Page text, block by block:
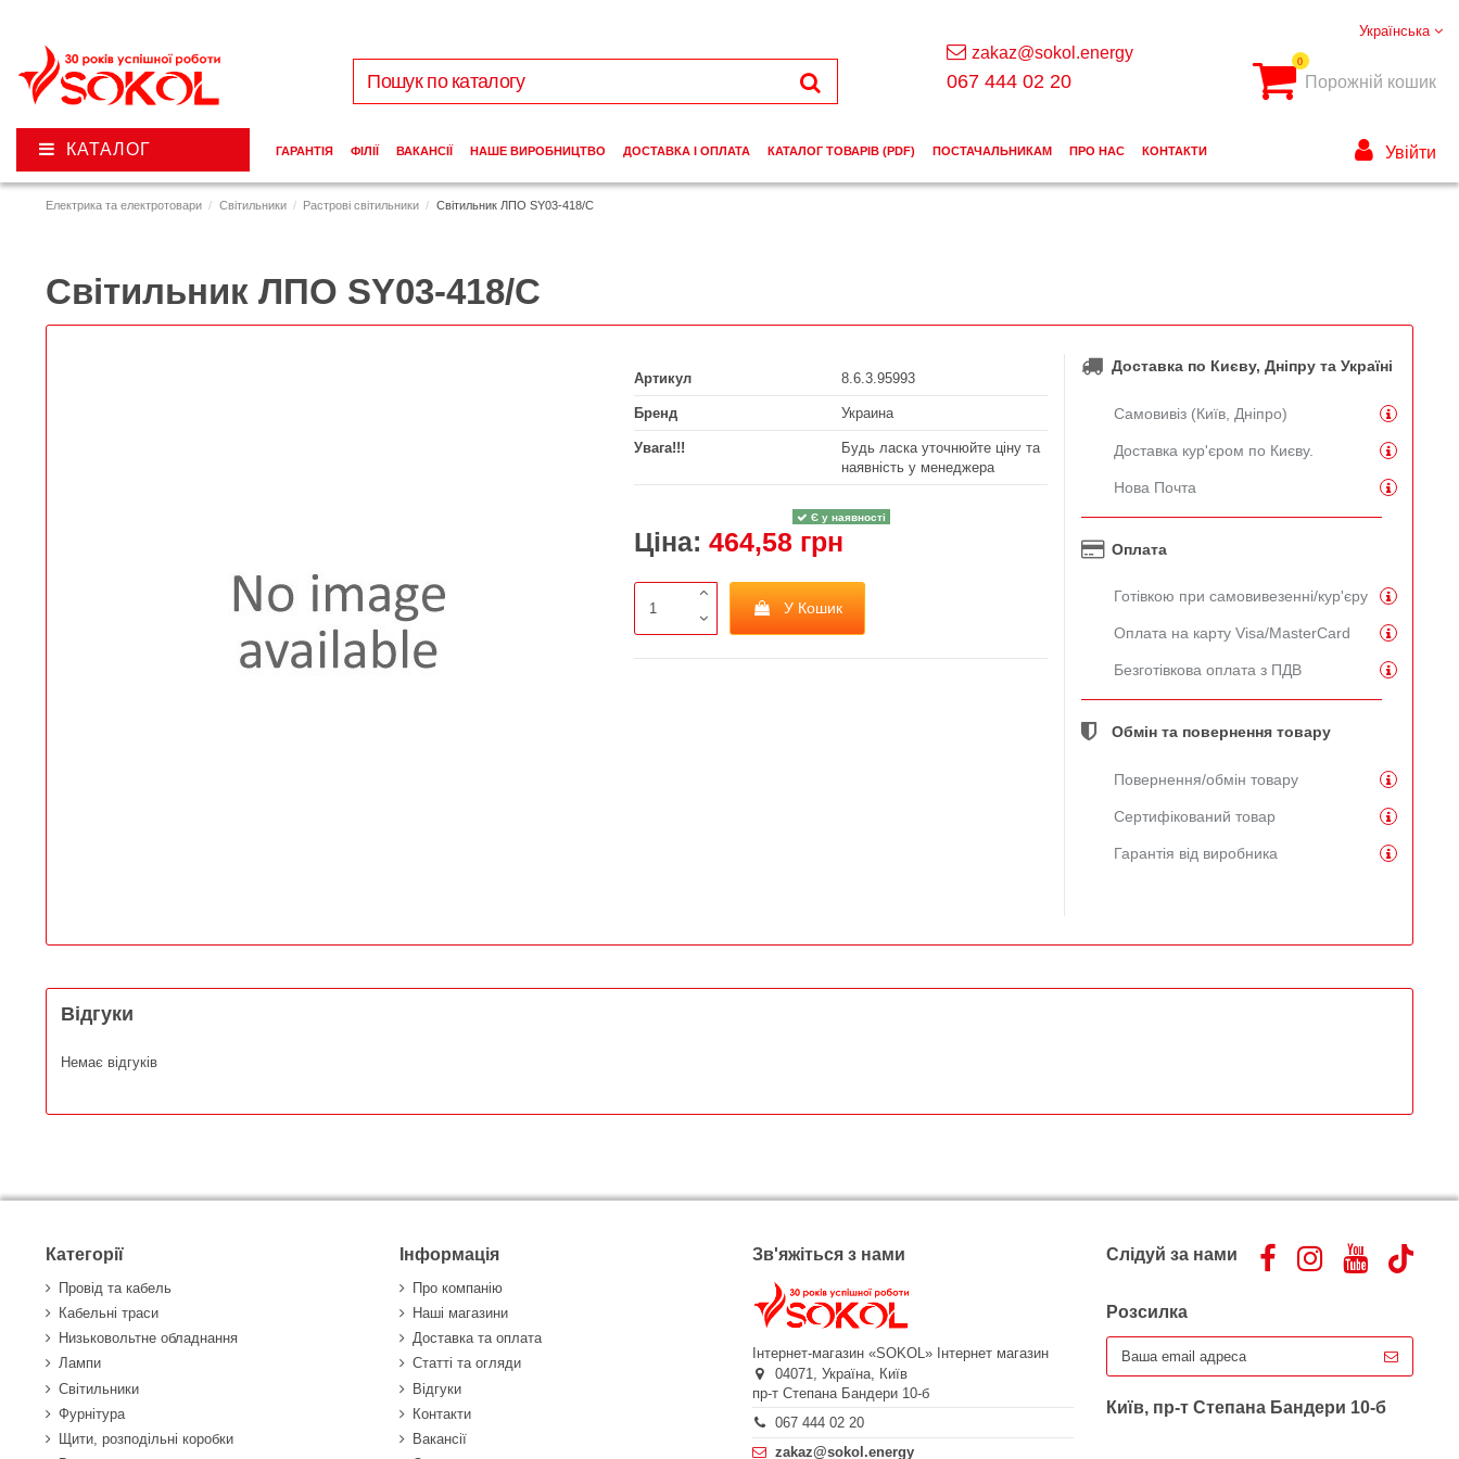
Електрика та електротовари Світильники Растрові світильники Світильник ЛПО SY03-418/C
Світильник ЛПО SY03-418/C
Артикул 8.6.3.95993
Бренд Украина
Увага!!!
Будь ласка уточнюйте ціну та
наявність у менеджера
Є у наявності
Ціна: 464,58 грн
У Кошик
Доставка по Києву, Дніпру та Україні
Самовивіз (Київ, Дніпро)
Доставка кур'єром по Києву.
Нова Почта
Оплата
Готівкою при самовивезенні/кур'єру
Оплата на карту Visa/MasterCard
Безготівкова оплата з ПДВ
Обмін та повернення товару
Повернення/обмін товару
Сертифікований товар
Гарантія від виробника
Відгуки
Немає відгуків
Українська
zakaz@sokol.energy
067 444 02 20
0
Порожній кошик
КАТАЛОГ ГАРАНТІЯ ФІЛІЇ ВАКАНСІЇ НАШЕ ВИРОБНИЦТВО ДОСТАВКА І ОПЛАТА КАТАЛОГ ТОВАРІВ (PDF) ПОСТАЧАЛЬНИКАМ ПРО НАС КОНТАКТИ Увійти
Категорії
Провід та кабель
Кабельні траси
Низьковольтне обладнання
Лампи
Світильники
Фурнітура
Щити, розподільні коробки
Інформація
Про компанію
Наші магазини
Доставка та оплата
Статті та огляди
Відгуки
Контакти
Вакансії
Зв'яжіться з нами
Інтернет-магазин «SOKOL» Інтернет магазин
04071,Україна, Київ
пр-т Степана Бандери 10-б
067 444 02 20
zakaz@sokol.energy
Слідуй за нами
Розсилка
Київ, пр-т Степана Бандери 10-б